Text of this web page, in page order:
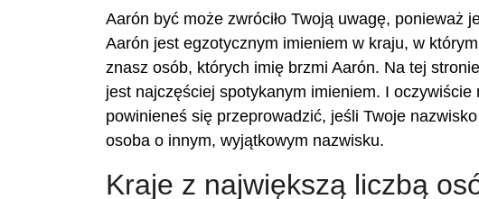
Aarón być może zwróciło Twoją uwagę, ponieważ
Aarón jest egzotycznym imieniem w kraju, w
znasz osób, których imię brzmi Aarón. Na tej
jest najczęściej spotykanym imieniem. I
powinieneś się przeprowadzić, jeśli Twoje
osoba o innym, wyjątkowym nazwisku.
Kraje z największą liczbą